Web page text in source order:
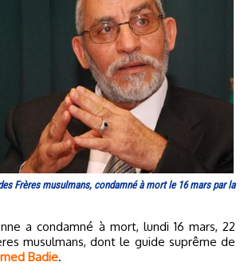
Frères musulmans, condamné à mort le 16 mars par la
musulmans, dont le guide suprême de
Badie.